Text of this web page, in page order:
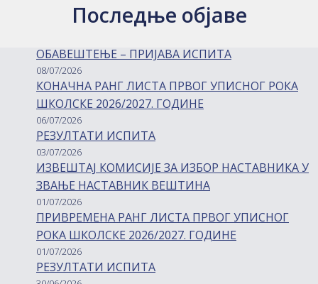
Последње објаве
ОБАВЕШТЕЊЕ – ПРИЈАВА ИСПИТА
08/07/2026
КОНАЧНА РАНГ ЛИСТА ПРВОГ УПИСНОГ РОКА
ШКОЛСКЕ 2026/2027. ГОДИНЕ
06/07/2026
РЕЗУЛТАТИ ИСПИТА
03/07/2026
ИЗВЕШТАЈ КОМИСИЈЕ ЗА ИЗБОР НАСТАВНИКА У
ЗВАЊЕ НАСТАВНИК ВЕШТИНА
01/07/2026
ПРИВРЕМЕНА РАНГ ЛИСТА ПРВОГ УПИСНОГ
РОКА ШКОЛСКЕ 2026/2027. ГОДИНЕ
01/07/2026
РЕЗУЛТАТИ ИСПИТА